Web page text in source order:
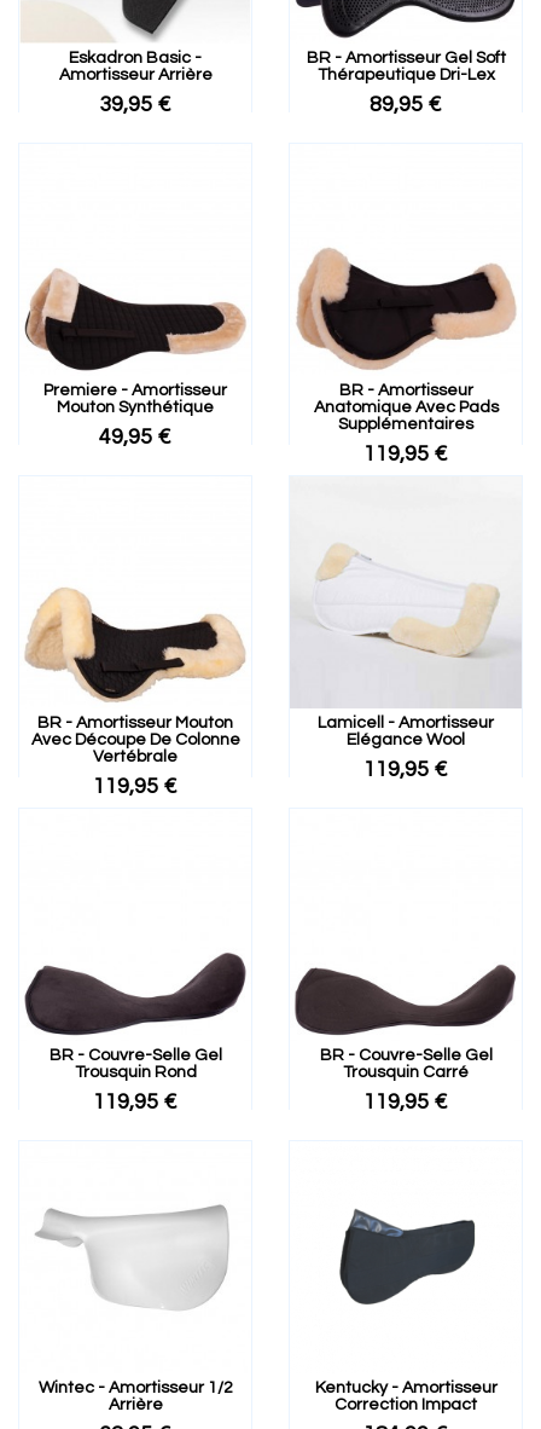
Eskadron Basic -
Amortisseur Arrière
39,95 €
BR - Amortisseur Gel Soft
Thérapeutique Dri-Lex
89,95 €
Premiere - Amortisseur
Mouton Synthétique
49,95 €
BR - Amortisseur
Anatomique Avec Pads
Supplémentaires
119,95 €
BR - Amortisseur Mouton
Avec Découpe De Colonne
Vertébrale
119,95 €
Lamicell - Amortisseur
Elégance Wool
119,95 €
BR - Couvre-Selle Gel
Trousquin Rond
119,95 €
BR - Couvre-Selle Gel
Trousquin Carré
119,95 €
Wintec - Amortisseur 1/2
Arrière
Kentucky - Amortisseur
Correction Impact